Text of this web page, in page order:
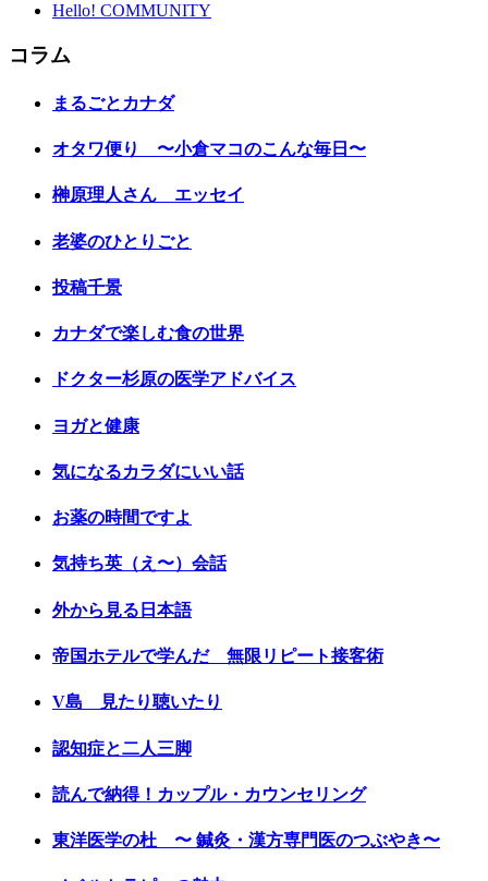
Hello! COMMUNITY
コラム
まるごとカナダ
オタワ便り 〜小倉マコのこんな毎日〜
榊原理人さん エッセイ
老婆のひとりごと
投稿千景
カナダで楽しむ食の世界
ドクター杉原の医学アドバイス
ヨガと健康
気になるカラダにいい話
お薬の時間ですよ
気持ち英（え〜）会話
外から見る日本語
帝国ホテルで学んだ 無限リピート接客術
V島 見たり聴いたり
認知症と二人三脚
読んで納得！カップル・カウンセリング
東洋医学の杜 〜 鍼灸・漢方専門医のつぶやき〜